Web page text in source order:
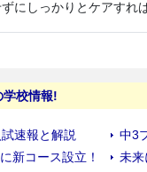
にしっかりとケアすれ